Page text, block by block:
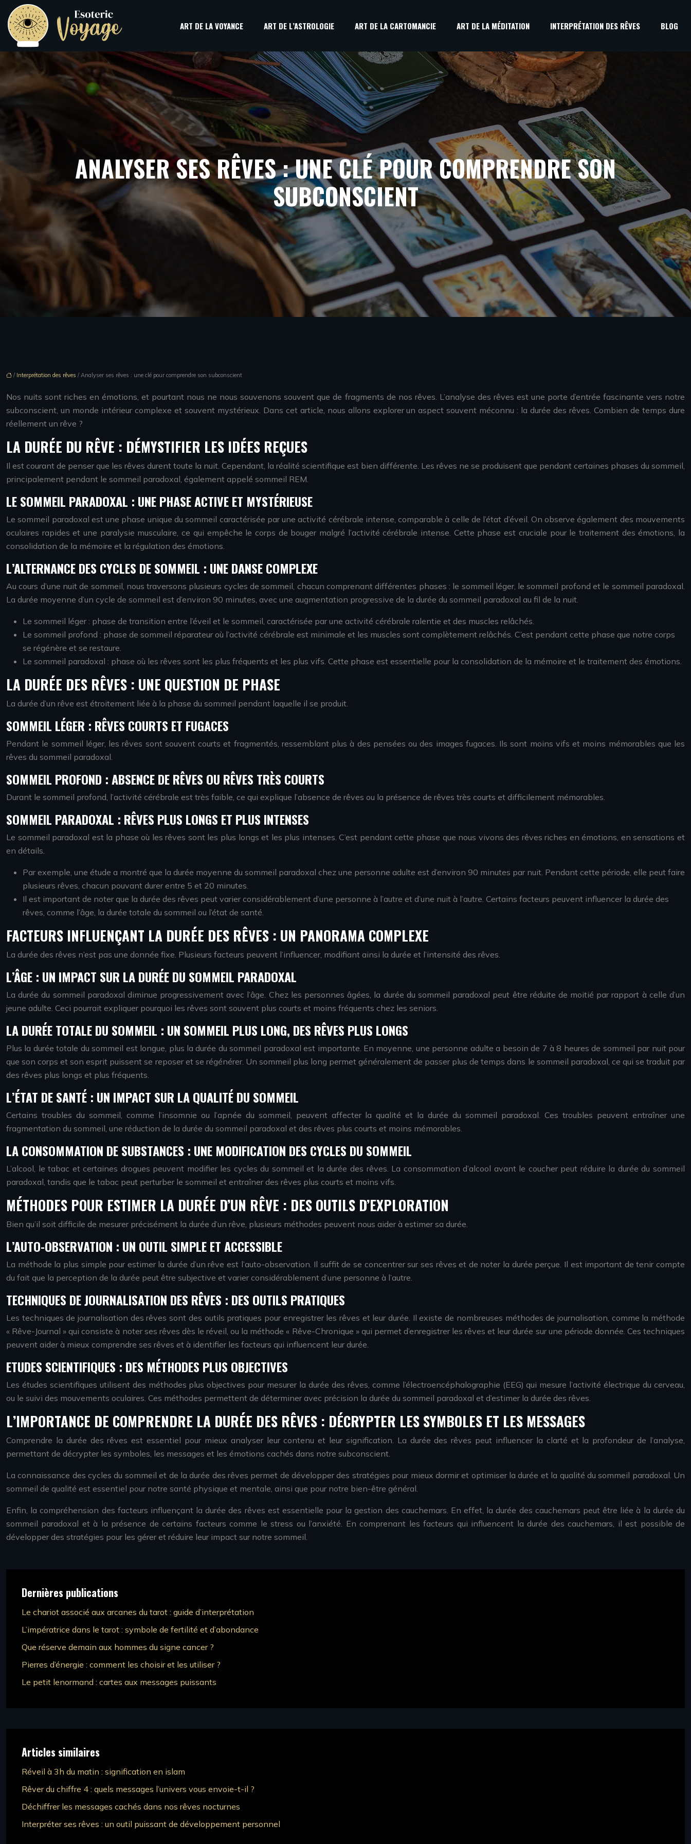
ART DE LA VOYANCE ART DE L’ASTROLOGIE ART DE LA CARTOMANCIE ART DE LA MÉDITATION INTERPRÉTATION DES RÊVES BLOG
ANALYSER SES RÊVES : UNE CLÉ POUR COMPRENDRE SON
SUBCONSCIENT
/ Interprétation des rêves / Analyser ses rêves : une clé pour comprendre son subconscient
Nos nuits sont riches en émotions, et pourtant nous ne nous souvenons souvent que de fragments de nos rêves. L’analyse des rêves est une porte d’entrée fascinante vers notre
subconscient, un monde intérieur complexe et souvent mystérieux. Dans cet article, nous allons explorer un aspect souvent méconnu : la durée des rêves. Combien de temps dure
réellement un rêve ?
LA DURÉE DU RÊVE : DÉMYSTIFIER LES IDÉES REÇUES
Il est courant de penser que les rêves durent toute la nuit. Cependant, la réalité scientifique est bien différente. Les rêves ne se produisent que pendant certaines phases du sommeil,
principalement pendant le sommeil paradoxal, également appelé sommeil REM.
LE SOMMEIL PARADOXAL : UNE PHASE ACTIVE ET MYSTÉRIEUSE
Le sommeil paradoxal est une phase unique du sommeil caractérisée par une activité cérébrale intense, comparable à celle de l’état d’éveil. On observe également des mouvements
oculaires rapides et une paralysie musculaire, ce qui empêche le corps de bouger malgré l’activité cérébrale intense. Cette phase est cruciale pour le traitement des émotions, la
consolidation de la mémoire et la régulation des émotions.
L’ALTERNANCE DES CYCLES DE SOMMEIL : UNE DANSE COMPLEXE
Au cours d’une nuit de sommeil, nous traversons plusieurs cycles de sommeil, chacun comprenant différentes phases : le sommeil léger, le sommeil profond et le sommeil paradoxal.
La durée moyenne d’un cycle de sommeil est d’environ 90 minutes, avec une augmentation progressive de la durée du sommeil paradoxal au fil de la nuit.
Le sommeil léger : phase de transition entre l’éveil et le sommeil, caractérisée par une activité cérébrale ralentie et des muscles relâchés.
Le sommeil profond : phase de sommeil réparateur où l’activité cérébrale est minimale et les muscles sont complètement relâchés. C’est pendant cette phase que notre corps
se régénère et se restaure.
Le sommeil paradoxal : phase où les rêves sont les plus fréquents et les plus vifs. Cette phase est essentielle pour la consolidation de la mémoire et le traitement des émotions.
LA DURÉE DES RÊVES : UNE QUESTION DE PHASE
La durée d’un rêve est étroitement liée à la phase du sommeil pendant laquelle il se produit.
SOMMEIL LÉGER : RÊVES COURTS ET FUGACES
Pendant le sommeil léger, les rêves sont souvent courts et fragmentés, ressemblant plus à des pensées ou des images fugaces. Ils sont moins vifs et moins mémorables que les
rêves du sommeil paradoxal.
SOMMEIL PROFOND : ABSENCE DE RÊVES OU RÊVES TRÈS COURTS
Durant le sommeil profond, l’activité cérébrale est très faible, ce qui explique l’absence de rêves ou la présence de rêves très courts et difficilement mémorables.
SOMMEIL PARADOXAL : RÊVES PLUS LONGS ET PLUS INTENSES
Le sommeil paradoxal est la phase où les rêves sont les plus longs et les plus intenses. C’est pendant cette phase que nous vivons des rêves riches en émotions, en sensations et
en détails.
Par exemple, une étude a montré que la durée moyenne du sommeil paradoxal chez une personne adulte est d’environ 90 minutes par nuit. Pendant cette période, elle peut faire
plusieurs rêves, chacun pouvant durer entre 5 et 20 minutes.
Il est important de noter que la durée des rêves peut varier considérablement d’une personne à l’autre et d’une nuit à l’autre. Certains facteurs peuvent influencer la durée des
rêves, comme l’âge, la durée totale du sommeil ou l’état de santé.
FACTEURS INFLUENÇANT LA DURÉE DES RÊVES : UN PANORAMA COMPLEXE
La durée des rêves n’est pas une donnée fixe. Plusieurs facteurs peuvent l’influencer, modifiant ainsi la durée et l’intensité des rêves.
L’ÂGE : UN IMPACT SUR LA DURÉE DU SOMMEIL PARADOXAL
La durée du sommeil paradoxal diminue progressivement avec l’âge. Chez les personnes âgées, la durée du sommeil paradoxal peut être réduite de moitié par rapport à celle d’un
jeune adulte. Ceci pourrait expliquer pourquoi les rêves sont souvent plus courts et moins fréquents chez les seniors.
LA DURÉE TOTALE DU SOMMEIL : UN SOMMEIL PLUS LONG, DES RÊVES PLUS LONGS
Plus la durée totale du sommeil est longue, plus la durée du sommeil paradoxal est importante. En moyenne, une personne adulte a besoin de 7 à 8 heures de sommeil par nuit pour
que son corps et son esprit puissent se reposer et se régénérer. Un sommeil plus long permet généralement de passer plus de temps dans le sommeil paradoxal, ce qui se traduit par
des rêves plus longs et plus fréquents.
L’ÉTAT DE SANTÉ : UN IMPACT SUR LA QUALITÉ DU SOMMEIL
Certains troubles du sommeil, comme l’insomnie ou l’apnée du sommeil, peuvent affecter la qualité et la durée du sommeil paradoxal. Ces troubles peuvent entraîner une
fragmentation du sommeil, une réduction de la durée du sommeil paradoxal et des rêves plus courts et moins mémorables.
LA CONSOMMATION DE SUBSTANCES : UNE MODIFICATION DES CYCLES DU SOMMEIL
L’alcool, le tabac et certaines drogues peuvent modifier les cycles du sommeil et la durée des rêves. La consommation d’alcool avant le coucher peut réduire la durée du sommeil
paradoxal, tandis que le tabac peut perturber le sommeil et entraîner des rêves plus courts et moins vifs.
MÉTHODES POUR ESTIMER LA DURÉE D’UN RÊVE : DES OUTILS D’EXPLORATION
Bien qu’il soit difficile de mesurer précisément la durée d’un rêve, plusieurs méthodes peuvent nous aider à estimer sa durée.
L’AUTO-OBSERVATION : UN OUTIL SIMPLE ET ACCESSIBLE
La méthode la plus simple pour estimer la durée d’un rêve est l’auto-observation. Il suffit de se concentrer sur ses rêves et de noter la durée perçue. Il est important de tenir compte
du fait que la perception de la durée peut être subjective et varier considérablement d’une personne à l’autre.
TECHNIQUES DE JOURNALISATION DES RÊVES : DES OUTILS PRATIQUES
Les techniques de journalisation des rêves sont des outils pratiques pour enregistrer les rêves et leur durée. Il existe de nombreuses méthodes de journalisation, comme la méthode
« Rêve-Journal » qui consiste à noter ses rêves dès le réveil, ou la méthode « Rêve-Chronique » qui permet d’enregistrer les rêves et leur durée sur une période donnée. Ces techniques
peuvent aider à mieux comprendre ses rêves et à identifier les facteurs qui influencent leur durée.
ETUDES SCIENTIFIQUES : DES MÉTHODES PLUS OBJECTIVES
Les études scientifiques utilisent des méthodes plus objectives pour mesurer la durée des rêves, comme l’électroencéphalographie (EEG) qui mesure l’activité électrique du cerveau,
ou le suivi des mouvements oculaires. Ces méthodes permettent de déterminer avec précision la durée du sommeil paradoxal et d’estimer la durée des rêves.
L’IMPORTANCE DE COMPRENDRE LA DURÉE DES RÊVES : DÉCRYPTER LES SYMBOLES ET LES MESSAGES
Comprendre la durée des rêves est essentiel pour mieux analyser leur contenu et leur signification. La durée des rêves peut influencer la clarté et la profondeur de l’analyse,
permettant de décrypter les symboles, les messages et les émotions cachés dans notre subconscient.
La connaissance des cycles du sommeil et de la durée des rêves permet de développer des stratégies pour mieux dormir et optimiser la durée et la qualité du sommeil paradoxal. Un
sommeil de qualité est essentiel pour notre santé physique et mentale, ainsi que pour notre bien-être général.
Enfin, la compréhension des facteurs influençant la durée des rêves est essentielle pour la gestion des cauchemars. En effet, la durée des cauchemars peut être liée à la durée du
sommeil paradoxal et à la présence de certains facteurs comme le stress ou l’anxiété. En comprenant les facteurs qui influencent la durée des cauchemars, il est possible de
développer des stratégies pour les gérer et réduire leur impact sur notre sommeil.
Dernières publications
Le chariot associé aux arcanes du tarot : guide d’interprétation
L’impératrice dans le tarot : symbole de fertilité et d’abondance
Que réserve demain aux hommes du signe cancer ?
Pierres d’énergie : comment les choisir et les utiliser ?
Le petit lenormand : cartes aux messages puissants
Articles similaires
Réveil à 3h du matin : signification en islam
Rêver du chiffre 4 : quels messages l’univers vous envoie-t-il ?
Déchiffrer les messages cachés dans nos rêves nocturnes
Interpréter ses rêves : un outil puissant de développement personnel